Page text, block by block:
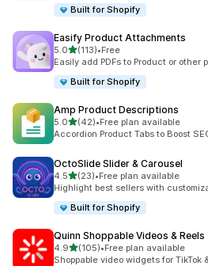
Built for Shopify
Easify Product Attachments
5.0滿分 5 顆星
(113)
共有 113 則評價
•Free
Easily add PDFs to Product or other
Built for Shopify
Amp Product Descriptions
5.0滿分 5 顆星
(42)
共有 42 則評價
•Free plan available
Accordion Product Tabs to Boost
OctoSlide Slider & Carousel
4.5滿分 5 顆星
(23)
共有 23 則評價
•Free plan available
Highlight best sellers with
Built for Shopify
Quinn Shoppable Videos & Reels
4.9滿分 5 顆星
(105)
共有 105 則評價
•Free plan available
Shoppable video widgets for TikTok